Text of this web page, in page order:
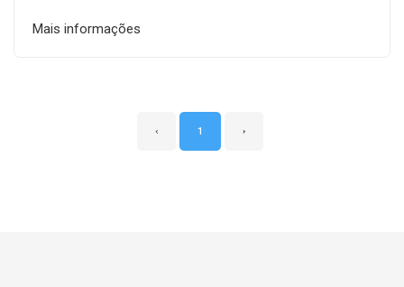
Mais informações
‹ 1 ›